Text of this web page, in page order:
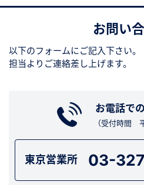
お問い
以下のフォームにご記入下さい。
担当よりご連絡差し上げます。
お電話で
（受付時間
東京営業所 03-